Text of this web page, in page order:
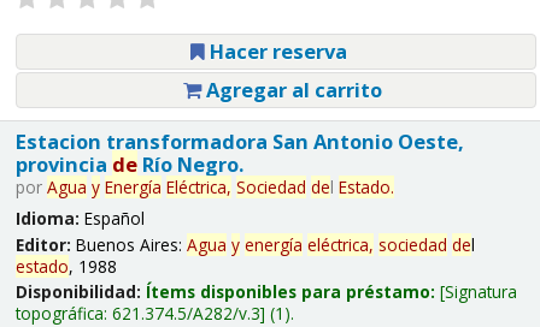
Hacer reserva
Agregar al carrito
Estacion transformadora San Antonio Oeste,
provincia deRío Negro.
por Agua y Energía Eléctrica, Sociedad del Estado.
Idioma: Español
Editor: Buenos Aires: Agua y energía eléctrica, sociedad del
estado, 1988
Disponibilidad: Ítems disponibles para préstamo: Signatura
topográfica: 621.374.5/A282/v.3 (1).